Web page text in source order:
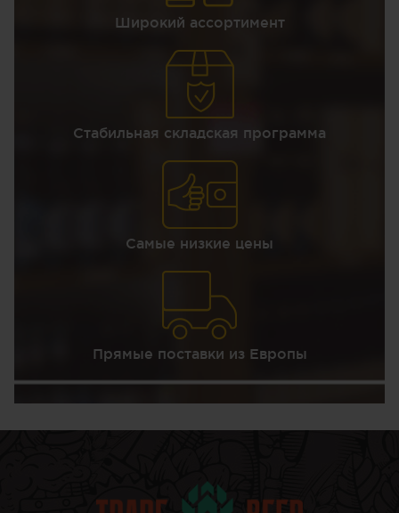
Широкий ассортимент
Стабильная складская программа
Самые низкие цены
Прямые поставки из Европы